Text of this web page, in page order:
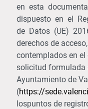
en esta
dispuesto en el
de Datos (UE)
derechos de
contemplados en
solicitud formulada
Ayuntamiento de
(https://
lospuntos de